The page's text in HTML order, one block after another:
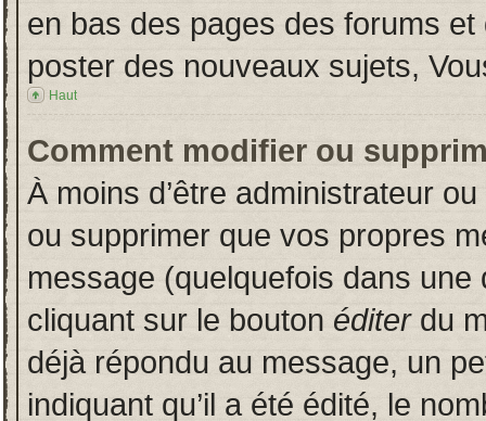
en bas des pages des forums
poster des nouveaux sujets,
Haut
Comment modifier ou
À moins d’être administrateur
ou supprimer que vos propres
message (quelquefois dans
cliquant sur le bouton éditerdu
déjà répondu au message, un
indiquant qu’il a été édité, le